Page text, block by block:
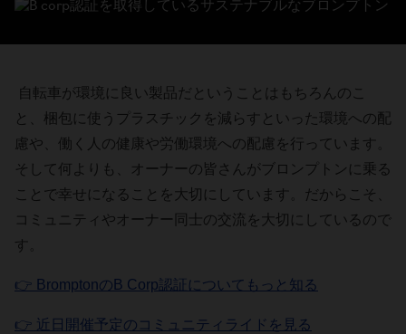
自転車が環境に良い製品だということはもちろんのこ
と、梱包に使うプラスチックを減らすといった環境への配
慮や、働く人の健康や労働環境への配慮を行っています。
そして何よりも、オーナーの皆さんがブロンプトンに乗る
ことで幸せになることを大切にしています。だからこそ、
コミュニティやオーナー同士の交流を大切にしているので
す。
👉 BromptonのB Corp認証についてもっと知る
👉 近日開催予定のコミュニティライドを見る